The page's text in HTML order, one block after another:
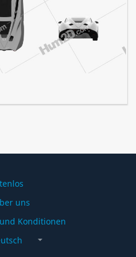
uns
Konditionen